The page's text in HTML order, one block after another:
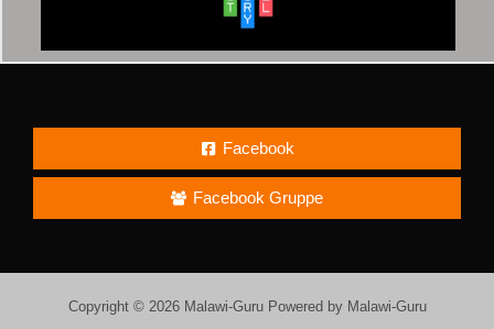
Facebook
Facebook Gruppe
Copyright © 2026 Malawi-Guru Powered by Malawi-Guru